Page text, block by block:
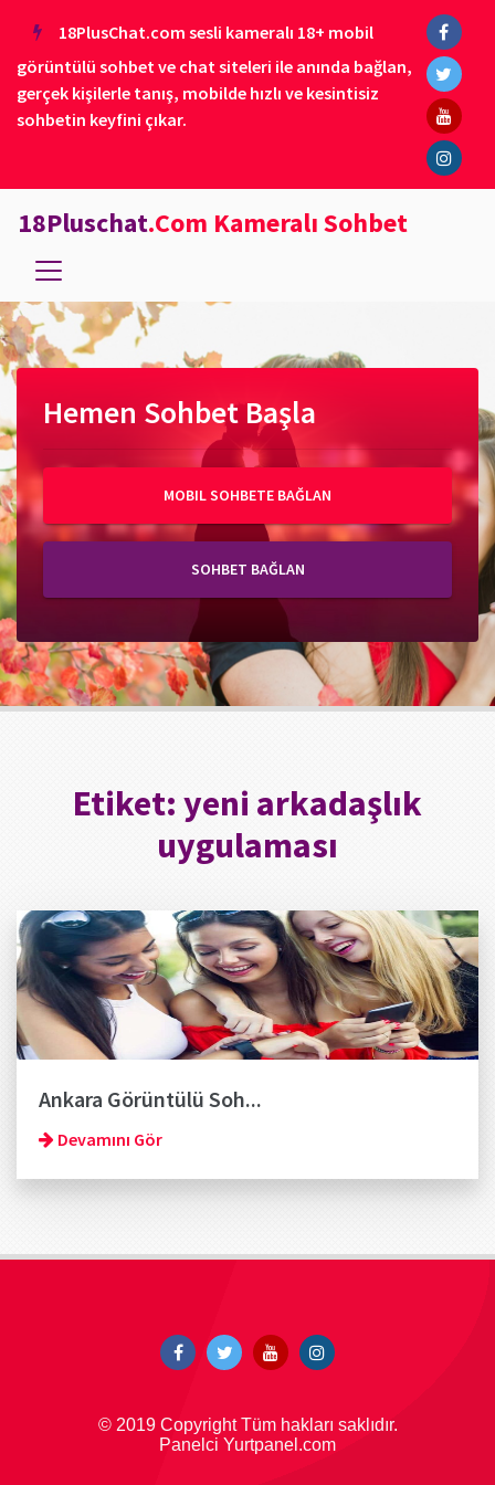
18PlusChat.com sesli kameralı 18+ mobil
görüntülü sohbet ve chat siteleri ile anında bağlan,
gerçek kişilerle tanış, mobilde hızlı ve kesintisiz
sohbetin keyfini çıkar.
18Pluschat.Com Kameralı Sohbet
Hemen Sohbet Başla
MOBIL SOHBETE BAĞLAN
SOHBET BAĞLAN
Etiket: yeni arkadaşlık
uygulaması
Ankara Görüntülü Soh...
Devamını Gör
© 2019 Copyright Tüm hakları saklıdır.
Panelci Yurtpanel.com